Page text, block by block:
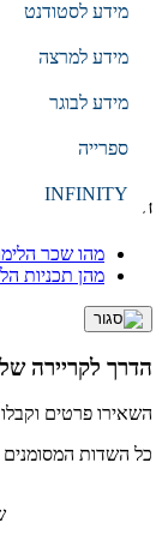
מידע לסטודנט
מידע למרצה
מידע לבוגר
ספרייה
INFINITY
עברית
חיפושים נפוצים
מהו שכר
מהן תכניות
הדרך לקריירה
השאירו פרטים וקבלו
כל השדות